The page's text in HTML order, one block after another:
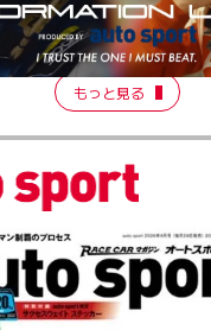
を、信じてる。小林利徠
LAP Produced by
2026 Episode 2
もっと見る